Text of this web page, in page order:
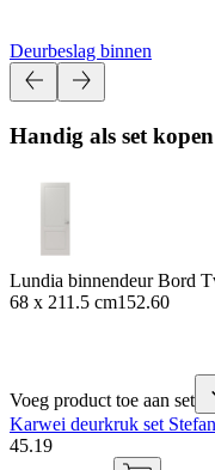
Deurbeslag binnen
Handig als set kopen
Lundia binnendeur Bord
68 x 211.5 cm152.60
Voeg product toe aan set
Karwei deurkruk set
45.19